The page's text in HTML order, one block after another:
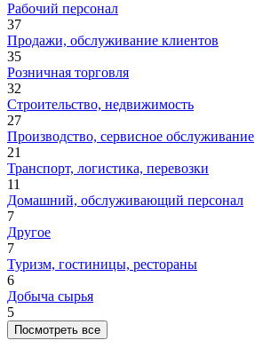
Рабочий персонал
37
Продажи, обслуживание клиентов
35
Розничная торговля
32
Строительство, недвижимость
27
Производство, сервисное обслуживание
21
Транспорт, логистика, перевозки
11
Домашний, обслуживающий персонал
7
Другое
7
Туризм, гостиницы, рестораны
6
Добыча сырья
5
Посмотреть все